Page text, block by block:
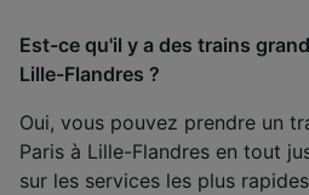
Est-ce qu'il y a des trains
Lille-Flandres ?
Oui, vous pouvez prendre un
Paris à Lille-Flandres en tout
sur les services les plus